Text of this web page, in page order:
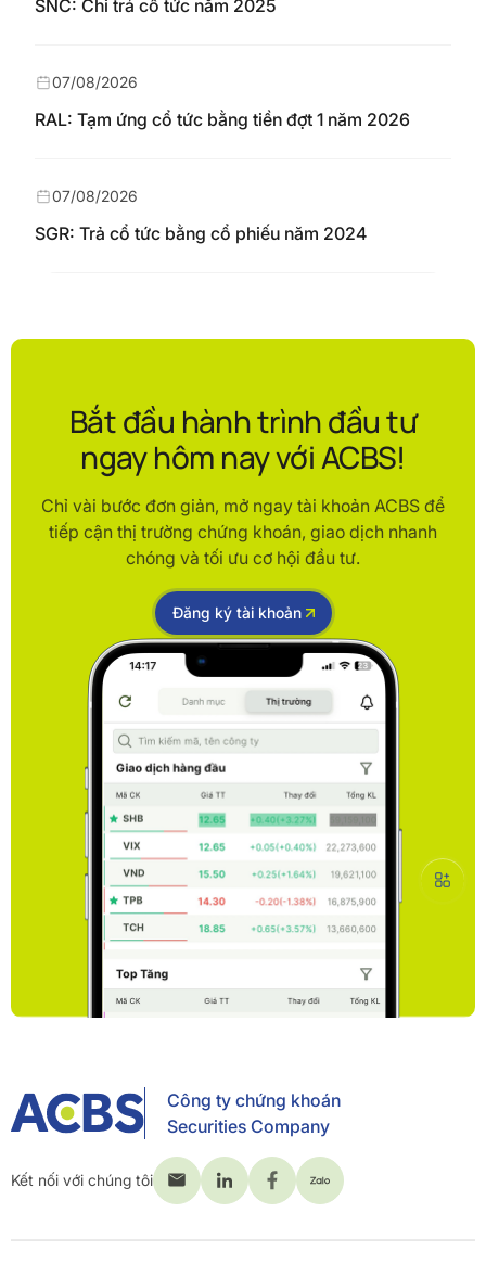
SNC: Chi trả cổ tức năm 2025
RAL: Tạm ứng cổ tức bằng tiền đợt 1 năm 2026
07/08/2026
SGR: Trả cổ tức bằng cổ phiếu năm 2024
07/08/2026
Bắt đầu hành trình đầu tư
ngay hôm nay với ACBS!
Chỉ vài bước đơn giản, mở ngay tài khoản ACBS để
tiếp cận thị trường chứng khoán, giao dịch nhanh
chóng và tối ưu cơ hội đầu tư.
Đăng ký tài khoản
Công ty chứng khoán
Securities Company
Kết nối với chúng tôi